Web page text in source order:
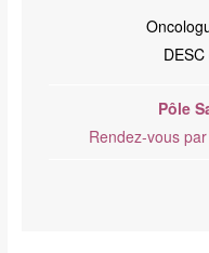
Pôle
Rendez-vous